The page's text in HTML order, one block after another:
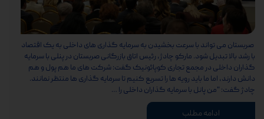
صربستان می تواند با سرعت بخشیدن به سرمایه گذاری های داخلی به یک اقتصاد
با رشد بالا تبدیل شود. مارکو چادژ، رئیس اتاق بازرگانی صربستان در پنلی با سرمایه
گذاران داخلی در مجمع تجاری کوپائونیک گفت: شرکت های ما هم پول و هم
دانش دارند، اما ما باید رویه ها را تسریع کنیم تا سرمایه گذاری ها منتظر نمانند.
چادژ گفت: "من پانل با سرمایه گذاران داخلی را …
ادامه مطلب